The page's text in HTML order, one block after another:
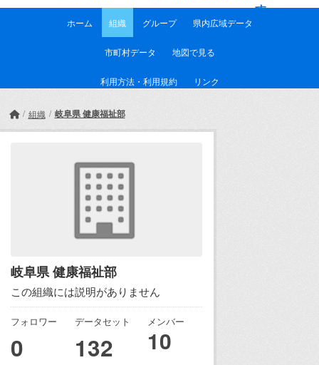
す
ホーム 組織 グループ 県内広域データ
市町村データ 地図で見る
利用方法・利用規約 リンク
組織 岐阜県 健康福祉部
岐阜県 健康福祉部
この組織には説明がありません
フォロワー
0
データセット
132
メンバー
10